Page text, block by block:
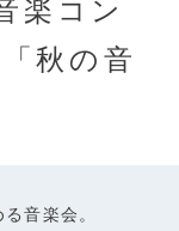
楽コン
秋の音
音楽会。